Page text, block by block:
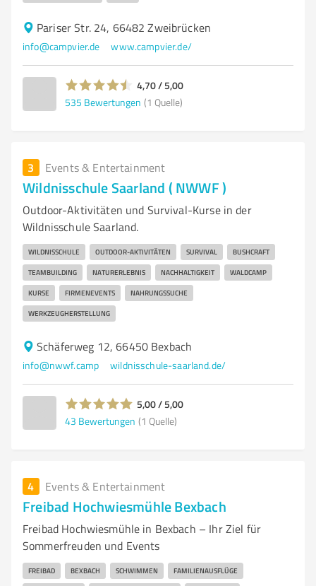
Pariser Str. 24, 66482 Zweibrücken
info@campvier.de www.campvier.de/
4,70 / 5,00
535 Bewertungen (1 Quelle)
3 Events & Entertainment
Wildnisschule Saarland ( NWWF )
Outdoor-Aktivitäten und Survival-Kurse in der
Wildnisschule Saarland.
WILDNISSCHULE OUTDOOR-AKTIVITÄTEN SURVIVAL BUSHCRAFT
TEAMBUILDING NATURERLEBNIS NACHHALTIGKEIT WALDCAMP
KURSE FIRMENEVENTS NAHRUNGSSUCHE
WERKZEUGHERSTELLUNG
Schäferweg 12, 66450 Bexbach
info@nwwf.camp wildnisschule-saarland.de/
5,00 / 5,00
43 Bewertungen (1 Quelle)
4 Events & Entertainment
Freibad Hochwiesmühle Bexbach
Freibad Hochwiesmühle in Bexbach – Ihr Ziel für
Sommerfreuden und Events
FREIBAD BEXBACH SCHWIMMEN FAMILIENAUSFLÜGE